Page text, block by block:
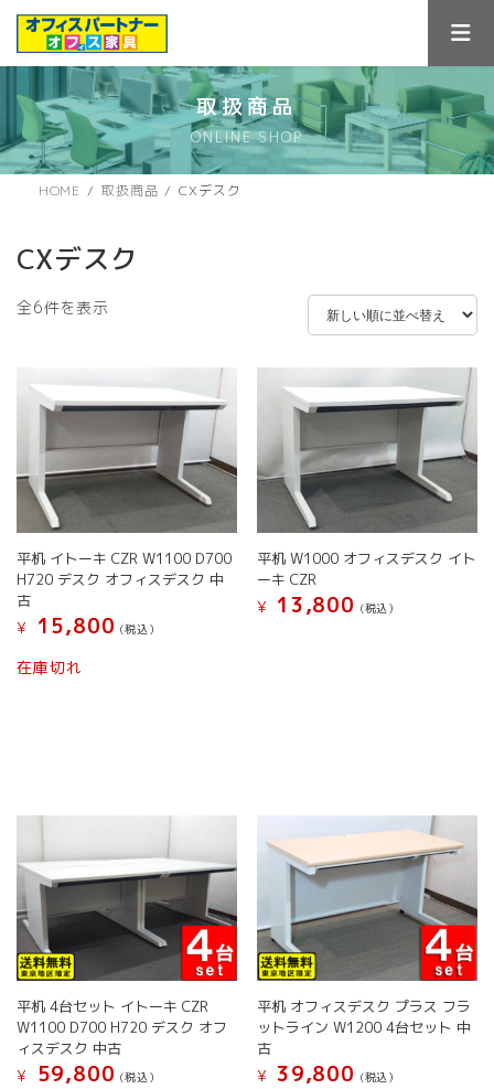
ス
キ
ン
に
取扱商品
ONLINE SHOP
HOME 取扱商品 CXデスク
CXデスク
全6件を表示
平机 イトーキ CZR W1100 D700
H720 デスク オフィスデスク 中
古
¥
15,800 (税込）
在庫切れ
平机 W1000 オフィスデスク イト
ーキ CZR
¥
13,800 (税込）
平机 4台セット イトーキ CZR
W1100 D700 H720 デスク オフ
ィスデスク 中古
¥
59,800 (税込）
平机 オフィスデスク プラス フラ
ットライン W1200 4台セット 中
古
¥
39,800 (税込）